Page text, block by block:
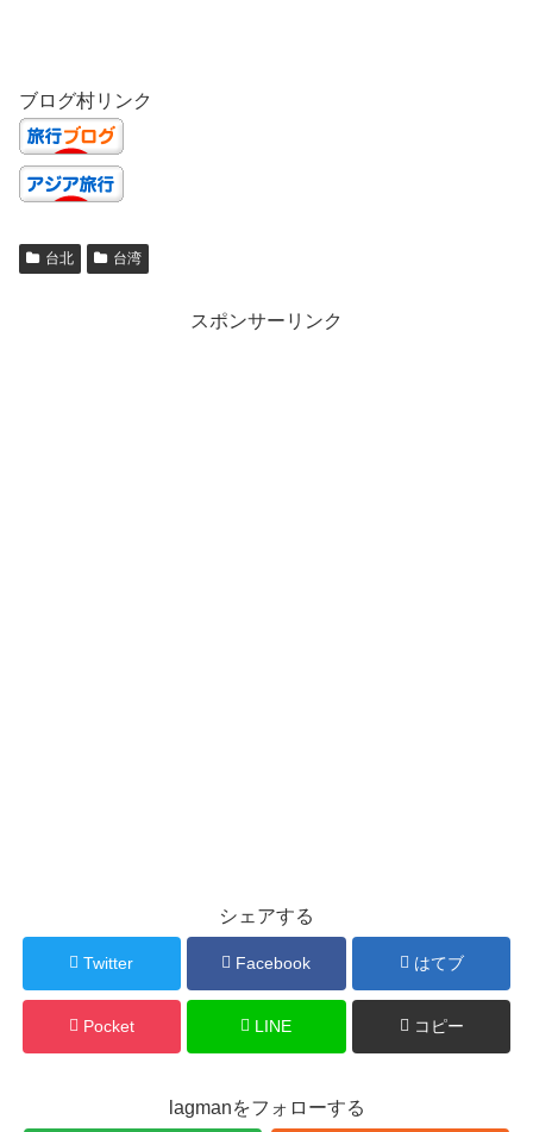
ブログ村リンク
台北 台湾
スポンサーリンク
シェアする
Twitter Facebook はてブ
Pocket LINE コピー
lagmanをフォローする